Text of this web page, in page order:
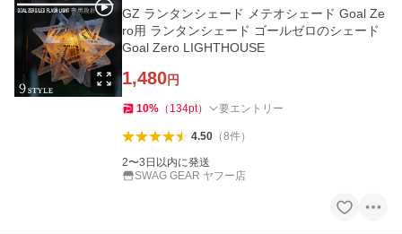
GZ ランタンシェード メテオシェード Goal Ze
ro用 ランタンシェード ゴールゼロのシェード
Goal Zero LIGHTHOUSE
1,480円
10% （ 134pt） 要エントリー
4.50（8件）
2〜3日以内に発送
SWAG GEAR ヤフー店